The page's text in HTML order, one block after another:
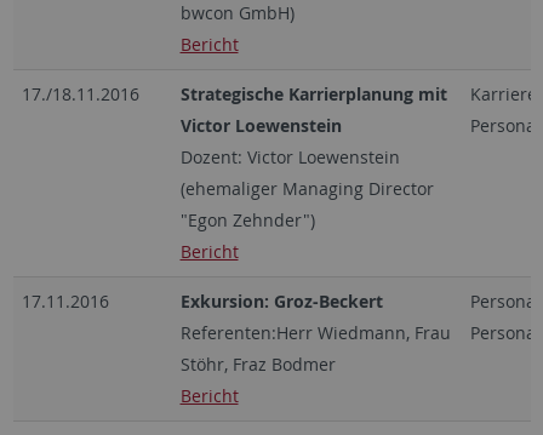
bwcon GmbH)
Bericht
17./18.11.2016
Strategische Karrierplanung mit
Victor Loewenstein
Dozent: Victor Loewenstein
(ehemaliger Managing Director
"Egon Zehnder")
Bericht
17.11.2016
Exkursion: Groz-Beckert
Referenten:Herr Wiedmann, Frau
Stöhr, Fraz Bodmer
Bericht